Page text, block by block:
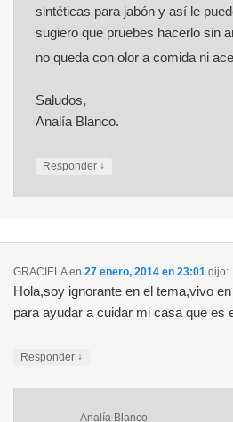
sintéticas para jabón y así le
sugiero que pruebes hacerlo sin
no queda con olor a comida ni
Saludos,
Analía Blanco.
Responder ↓
GRACIELAen 27 enero, 2014 en 23:01 dijo:
Hola,soy ignorante en el tema,vivo
para ayudar a cuidar mi casa que es
Responder ↓
Analía Blanco